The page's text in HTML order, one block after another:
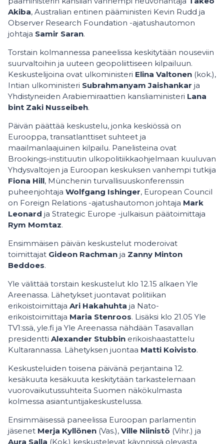
Akiba, Australian entinen pääministeri Kevin Rudd ja
Observer Research Foundation -ajatushautomon
johtaja Samir Saran.
Torstain kolmannessa paneelissa keskitytään nouseviin
suurvaltoihin ja uuteen geopoliittiseen kilpailuun.
Keskustelijoina ovat ulkoministeri Elina Valtonen (kok.),
Intian ulkoministeri Subrahmanyam Jaishankar ja
Yhdistyneiden Arabiemiraattien kansliaministeri Lana
bint Zaki Nusseibeh.
Päivän päättää keskustelu, jonka keskiössä on
Eurooppa, transatlanttiset suhteet ja
maailmanlaajuinen kilpailu. Panelisteina ovat
Brookings-instituutin ulkopolitiikkaohjelmaan kuuluvan
Yhdysvaltojen ja Euroopan keskuksen vanhempi tutkija
Fiona Hill, Münchenin turvallisuuskonferenssin
puheenjohtaja Wolfgang Ishinger, European Council
on Foreign Relations -ajatushautomon johtaja Mark
Leonard ja Strategic Europe -julkaisun päätoimittaja
Rym Momtaz.
Ensimmäisen päivän keskustelut moderoivat
toimittajat Gideon Rachman ja Zanny Minton
Beddoes.
Yle välittää torstain keskustelut klo 12.15 alkaen Yle
Areenassa. Lähetykset juontavat politiikan
erikoistoimittaja Ari Hakahuhta ja Nato-
erikoistoimittaja Maria Stenroos. Lisäksi klo 21.05 Yle
TV1:ssä, yle.fi ja Yle Areenassa nähdään Tasavallan
presidentti Alexander Stubbin erikoishaastattelu
Kultarannassa. Lähetyksen juontaa Matti Koivisto.
Keskusteluiden toisena päivänä perjantaina 12.
kesäkuuta kesäkuuta keskitytään tarkastelemaan
vuorovaikutussuhteita Suomen näkökulmasta
kolmessa asiantuntijakeskustelussa.
Ensimmäisessä paneelissa Euroopan parlamentin
jäsenet Merja Kyllönen (Vas.), Ville Niinistö (Vihr.) ja
Aura Salla (Kok.) keskustelevat käynnissä olevasta